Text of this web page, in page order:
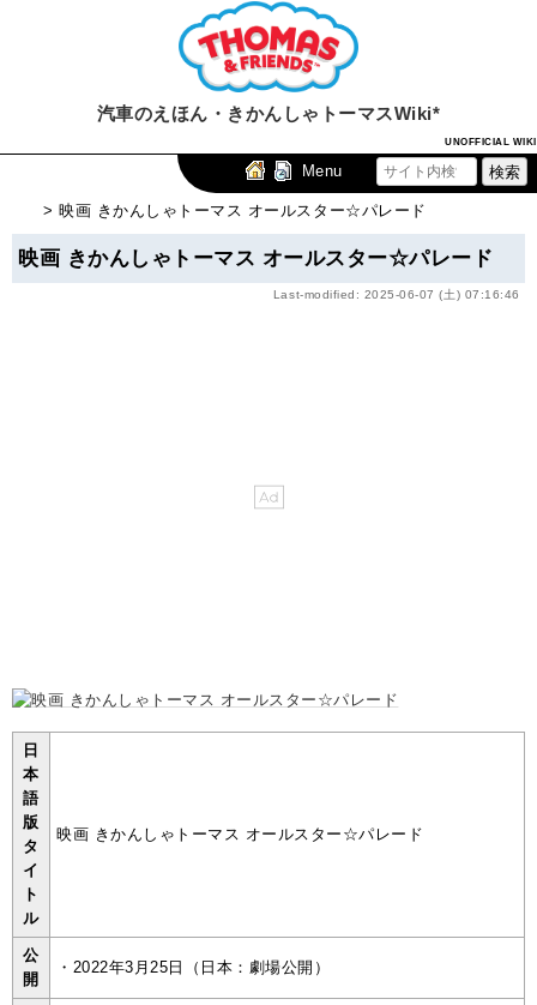
汽車のえほん・きかんしゃトーマスWiki*
UNOFFICIAL WIKI
Menu
> 映画 きかんしゃトーマス オールスター☆パレード
映画 きかんしゃトーマス オールスター☆パレード
Last-modified: 2025-06-07 (土) 07:16:46
日
本
語
版
タ
イ
ト
ル
映画 きかんしゃトーマス オールスター☆パレード
公
開
・2022年3月25日（日本：劇場公開）